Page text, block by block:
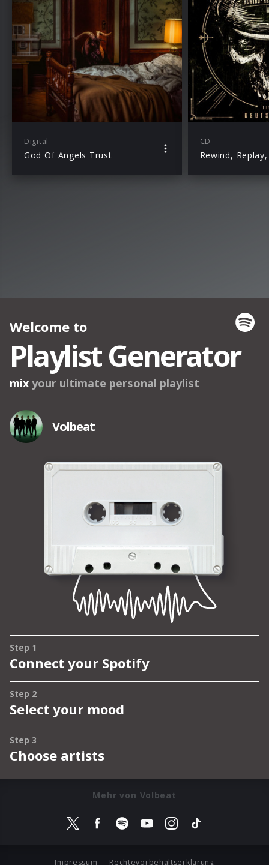
Digital
God Of Angels Trust
CD
Mehr von Volbeat
Impressum Rechtevorbehaltserklärung